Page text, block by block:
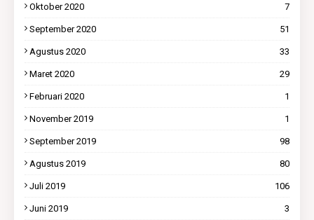
Oktober 2020 7
September 2020 51
Agustus 2020 33
Maret 2020 29
Februari 2020 1
November 2019 1
September 2019 98
Agustus 2019 80
Juli 2019 106
Juni 2019 3